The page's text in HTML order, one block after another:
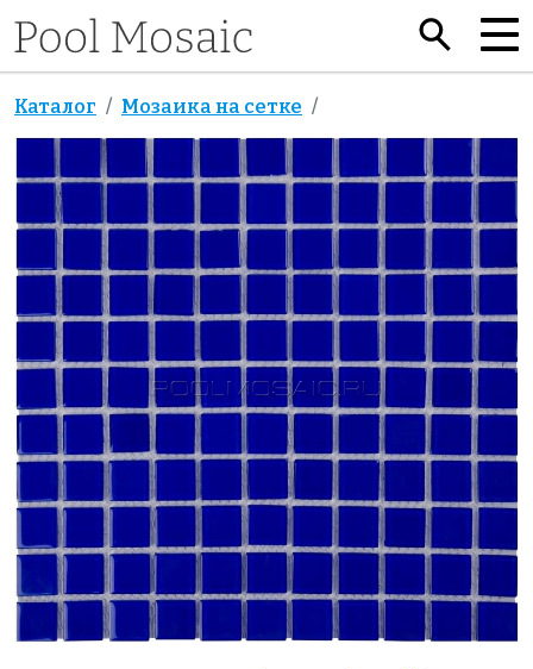
Каталог Мозаика на сетке